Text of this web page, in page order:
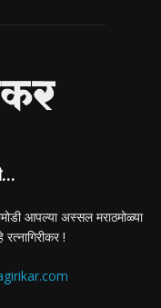
आपल्या अस्सल मराठमोळ्या
!